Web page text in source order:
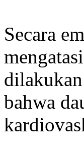
Secara
bahwa